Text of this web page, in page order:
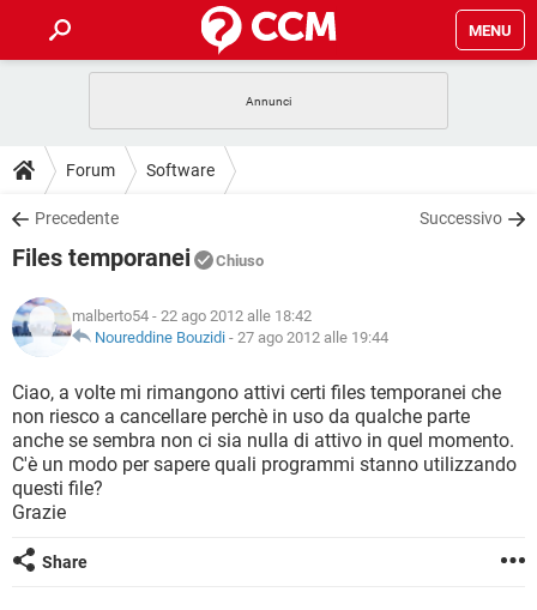
MENU
INTRATTENIMENTO
iOS
INSTAGRAM
TIKTOK
HARDWARE
GUIDE
COVID-19
INSTAGRAM WHATSAPP
TIKTOK
HARDWARE
DOWNLOAD
COVID-19
INTRATTENIMENTO
iOS WINDOWS 10
INSTAGRAM WHATSAPP
TIKTOK FACEBOOK
HARDWARE
COVID-19 GAMING
INTRATTENIMENTO
iOS WINDOWS 10
INSTAGRAM WHATSAPP
TIKTOK
HARDWARE
GLOSSARIO
COVID-19 GAMING
INTRATTENIMENTO ANDROID
iOS WINDOWS 10
INSTAGRAM
TIKTOK
Forum Software
Precedente Successivo
Files temporanei Chiuso
malberto54 - 22 ago 2012 alle 18:42
Noureddine Bouzidi - 27 ago 2012 alle 19:44
Ciao, a volte mi rimangono attivi certi files temporanei che
non riesco a cancellare perchè in uso da qualche parte
anche se sembra non ci sia nulla di attivo in quel momento.
C'è un modo per sapere quali programmi stanno utilizzando
questi file?
Grazie
Share